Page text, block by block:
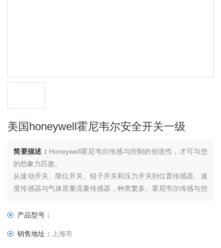
美国honeywell霍尼韦尔安全开关一级
简要描述： Honeywell霍尼韦尔传感与控制的创造性，才可与您
的想象力匹敌。
从速动开关、限位开关、钮子开关和压力开关到位置传感器、速
度传感器与气体质量流量传感器，种类繁多。霍尼韦尔传感与控
产品型号：
销售地址：上海市